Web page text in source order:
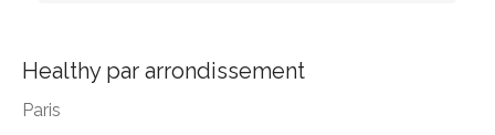
Healthy par arrondissement
Paris